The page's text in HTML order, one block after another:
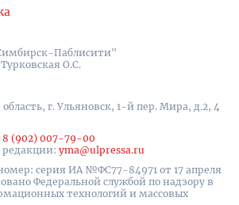
Паблисити"
О.С.
область, г. Ульяновск, 1-й пер. Мира, д.2, 4
8 (902) 007-79-00
редакции: yma@ulpressa.ru
серия ИА №ФС77-84971 от 17 апреля
Федеральной службой по надзору в
технологий и массовых